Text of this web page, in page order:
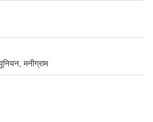
मनीग्राम